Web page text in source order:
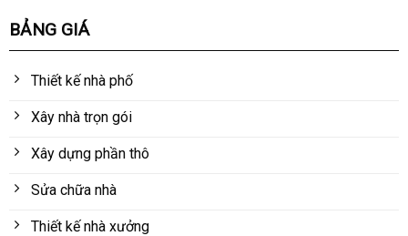
BẢNG GIÁ
Thiết kế nhà phố
Xây nhà trọn gói
Xây dựng phần thô
Sửa chữa nhà
Thiết kế nhà xưởng